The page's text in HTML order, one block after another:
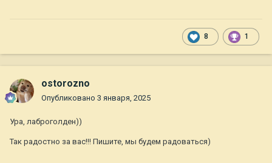
8 1
ostorozno
Опубликовано 3 января, 2025
Ура, лаброголден))
Так радостно за вас!!! Пишите, мы будем радоваться)